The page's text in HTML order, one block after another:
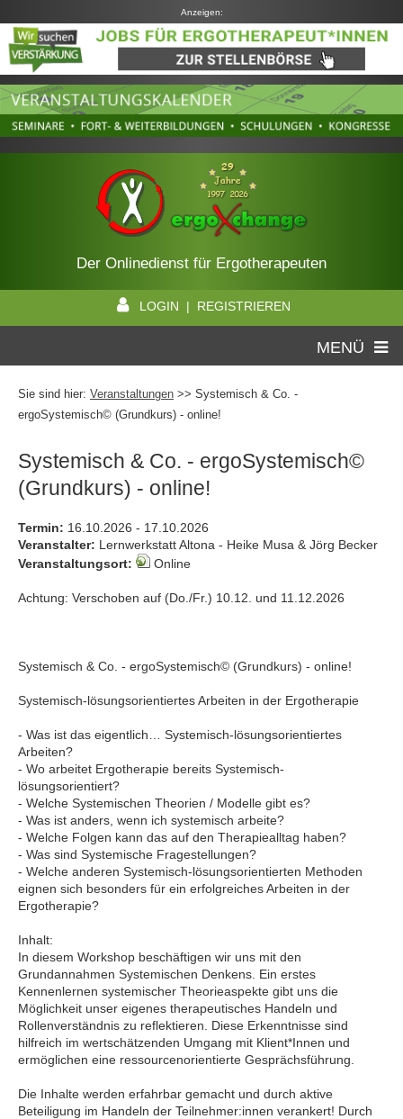
Anzeigen:
Der Onlinedienst für Ergotherapeuten
LOGIN | REGISTRIEREN
MENÜ
Sie sind hier: Veranstaltungen >> Systemisch & Co. -
ergoSystemisch© (Grundkurs) - online!
Systemisch & Co. - ergoSystemisch©
(Grundkurs) - online!
Termin: 16.10.2026 - 17.10.2026
Veranstalter: Lernwerkstatt Altona - Heike Musa & Jörg Becker
Veranstaltungsort:
Online
Achtung: Verschoben auf (Do./Fr.) 10.12. und 11.12.2026
Systemisch & Co. - ergoSystemisch© (Grundkurs) - online!
Systemisch-lösungsorientiertes Arbeiten in der Ergotherapie
- Was ist das eigentlich… Systemisch-lösungsorientiertes
Arbeiten?
- Wo arbeitet Ergotherapie bereits Systemisch-
lösungsorientiert?
- Welche Systemischen Theorien / Modelle gibt es?
- Was ist anders, wenn ich systemisch arbeite?
- Welche Folgen kann das auf den Therapiealltag haben?
- Was sind Systemische Fragestellungen?
- Welche anderen Systemisch-lösungsorientierten Methoden
eignen sich besonders für ein erfolgreiches Arbeiten in der
Ergotherapie?
Inhalt:
In diesem Workshop beschäftigen wir uns mit den
Grundannahmen Systemischen Denkens. Ein erstes
Kennenlernen systemischer Theorieaspekte gibt uns die
Möglichkeit unser eigenes therapeutisches Handeln und
Rollenverständnis zu reflektieren. Diese Erkenntnisse sind
hilfreich im wertschätzenden Umgang mit Klient*Innen und
ermöglichen eine ressourcenorientierte Gesprächsführung.
Die Inhalte werden erfahrbar gemacht und durch aktive
Beteiligung im Handeln der Teilnehmer:innen verankert! Durch